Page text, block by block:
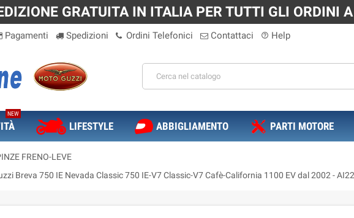
GRATUITA IN ITALIA PER TUTTI GLI ORDINI
Pagamenti Spedizioni Ordini Telefonici Contattaci help_outline Help
NEW
LIFESTYLE ABBIGLIAMENTO PARTI MOTORE
FRENO-LEVE
Breva 750 IE Nevada Classic 750 IE-V7 Classic-V7 Cafè-California 1100 EV dal 2002 -